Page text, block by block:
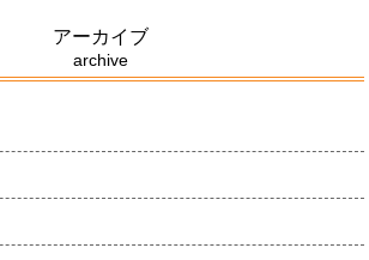
アーカイブ
archive